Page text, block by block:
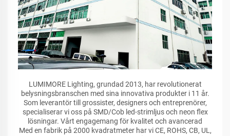
LUMIMORE Lighting, grundad 2013, har revolutionerat
belysningsbranschen med sina innovativa produkter i 11 år.
Som leverantör till grossister, designers och entreprenörer,
specialiserar vi oss på SMD/Cob led-strimljus och neon flex
lösningar. Vårt engagemang för kvalitet och avancerad
Med en fabrik på 2000 kvadratmeter har vi CE, ROHS, CB, UL,